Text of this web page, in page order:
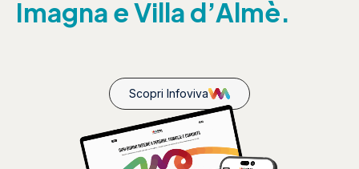
Imagna e Villa d’Almè.
Scopri Infoviva